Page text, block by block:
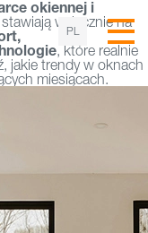
PL
okiennej i
wyłącznie na
, które realnie
jakie trendy w oknach
miesiącach.